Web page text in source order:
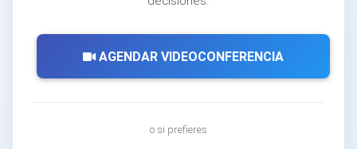
AGENDAR VIDEOCONFERENCIA
o si prefieres